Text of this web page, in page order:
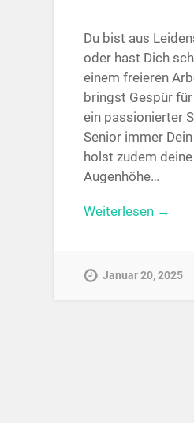
Du bist aus
oder hast Dich
einem freieren
bringst Gespür
ein passionierter
Senior immer
holst zudem
Augenhöhe…
Weiterlesen →
Januar 20, 2025